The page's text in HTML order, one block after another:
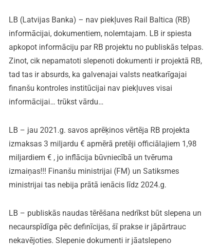
LB (Latvijas Banka) – nav piekļuves Rail Baltica (RB)
informācijai, dokumentiem, nolemtajam. LB ir spiesta
apkopot informāciju par RB projektu no publiskās telpas.
Zinot, cik nepamatoti slepenoti dokumenti ir projektā RB,
tad tas ir absurds, ka galvenajai valsts neatkarīgajai
finanšu kontroles institūcijai nav piekļuves visai
informācijai… trūkst vārdu…
LB – jau 2021.g. savos aprēķinos vērtēja RB projekta
izmaksas 3 miljardu € apmērā pretēji officiālajiem 1,98
miljardiem € , jo inflācija būvniecībā un tvēruma
izmaiņas!!! Finanšu ministrijai (FM) un Satiksmes
ministrijai tas nebija prātā ienācis līdz 2024.g.
LB – publiskās naudas tērēšana nedrīkst būt slepena un
necaurspīdīga pēc definīcijas, šī prakse ir jāpārtrauc
nekavējoties. Slepenie dokumenti ir jāatslepeno